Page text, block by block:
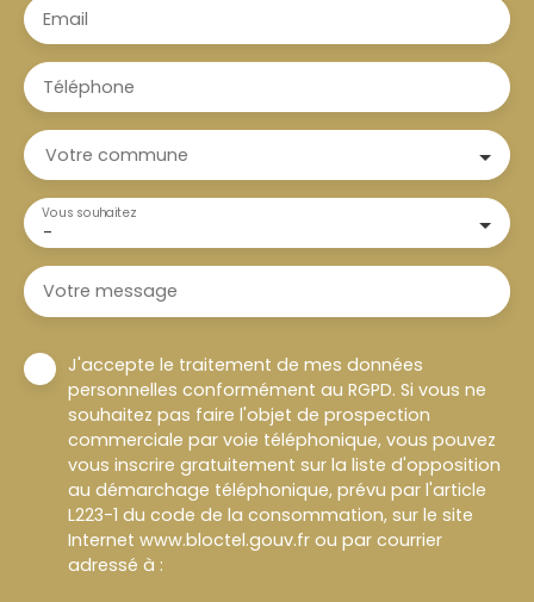
Email
Téléphone
Votre commune
-
Vous souhaitez
Votre message
J'accepte le traitement de mes données
personnelles conformément au RGPD. Si vous ne
souhaitez pas faire l'objet de prospection
commerciale par voie téléphonique, vous pouvez
vous inscrire gratuitement sur la liste d'opposition
au démarchage téléphonique, prévu par l'article
L223-1 du code de la consommation, sur le site
Internet www.bloctel.gouv.fr ou par courrier
adressé à :